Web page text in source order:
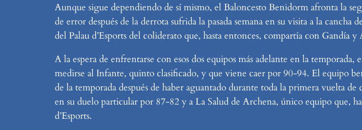
Aunque sigue dependiendo de sí mismo, el Baloncesto Benidorm afronta la
de error después de la derrota sufrida la pasada semana en su visita a la
del Palau d’Esports del coliderato que, hasta entonces, compartía con Gandía y
A la espera de enfrentarse con esos dos equipos más adelante en la
medirse al Infante, quinto clasificado, y que viene caer por 90-94. El equipo
de la temporada después de haber aguantado durante toda la primera vuelta
en su duelo particular por 87-82 y a La Salud de Archena, único equipo que,
d’Esports.